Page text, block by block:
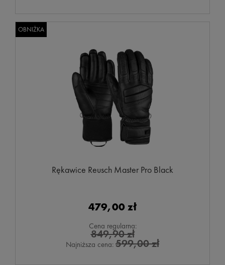
Rękawice Reusch Master Pro Black
479,00 zł
Cena regularna:
849,90 zł
Najniższa cena: 599,00 zł
OBNIŻKA